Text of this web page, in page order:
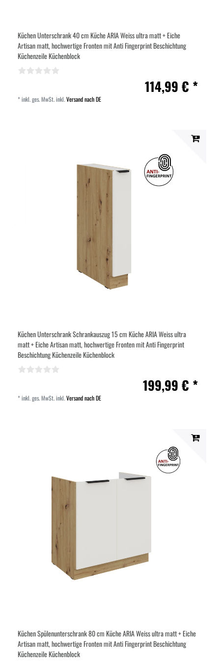
Küchen Unterschrank 40 cm Küche ARIA Weiss ultra matt + Eiche
Artisan matt, hochwertige Fronten mit Anti Fingerprint Beschichtung
Küchenzeile Küchenblock
114,99 € *
*inkl. ges. MwSt.inkl.Versand nach DE
Küchen Unterschrank Schrankauszug 15 cm Küche ARIA Weiss ultra
matt + Eiche Artisan matt, hochwertige Fronten mit Anti Fingerprint
Beschichtung Küchenzeile Küchenblock
199,99 € *
*inkl. ges. MwSt.inkl.Versand nach DE
Küchen Spülenunterschrank 80 cm Küche ARIA Weiss ultra matt + Eiche
Artisan matt, hochwertige Fronten mit Anti Fingerprint Beschichtung
Küchenzeile Küchenblock